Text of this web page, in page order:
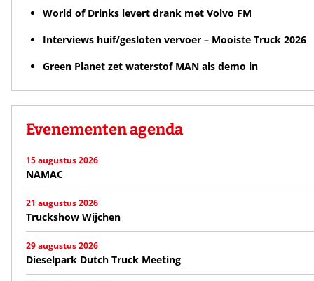
World of Drinks levert drank met Volvo FM
Interviews huif/gesloten vervoer – Mooiste Truck 2026
Green Planet zet waterstof MAN als demo in
Evenementen agenda
15 augustus 2026
NAMAC
21 augustus 2026
Truckshow Wijchen
29 augustus 2026
Dieselpark Dutch Truck Meeting